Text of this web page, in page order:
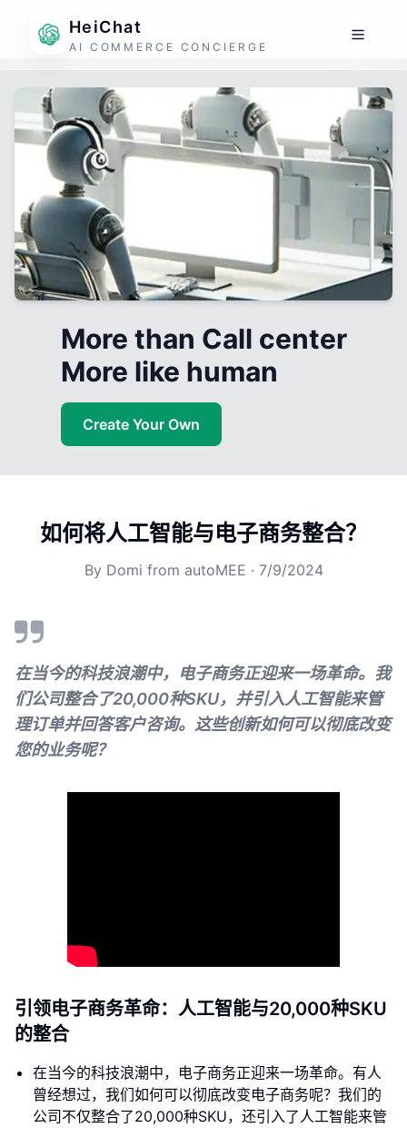
HeiChat
AI COMMERCE CONCIERGE
More than Call center
More like human
Create Your Own
如何将人工智能与电子商务整合？
By Domi from autoMEE · 7/9/2024
在当今的科技浪潮中，电子商务正迎来一场革命。我
们公司整合了20,000种SKU，并引入人工智能来管
理订单并回答客户咨询。这些创新如何可以彻底改变
您的业务呢？
引领电子商务革命：人工智能与20,000种SKU
的整合
在当今的科技浪潮中，电子商务正迎来一场革命。有人
曾经想过，我们如何可以彻底改变电子商务呢？我们的
公司不仅整合了20,000种SKU，还引入了人工智能来管